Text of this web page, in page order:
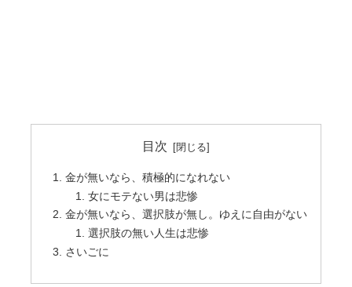
目次
金が無いなら、積極的になれない
女にモテない男は悲惨
金が無いなら、選択肢が無し。ゆえに自由がない
選択肢の無い人生は悲惨
さいごに